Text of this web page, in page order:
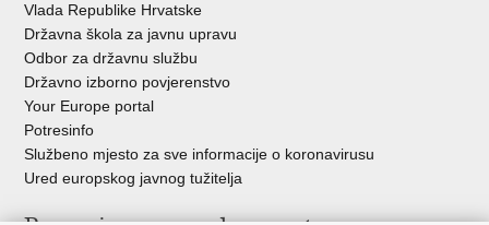
Vlada Republike Hrvatske
Državna škola za javnu upravu
Odbor za državnu službu
Državno izborno povjerenstvo
Your Europe portal
Potresinfo
Službeno mjesto za sve informacije o koronavirusu
Ured europskog javnog tužitelja